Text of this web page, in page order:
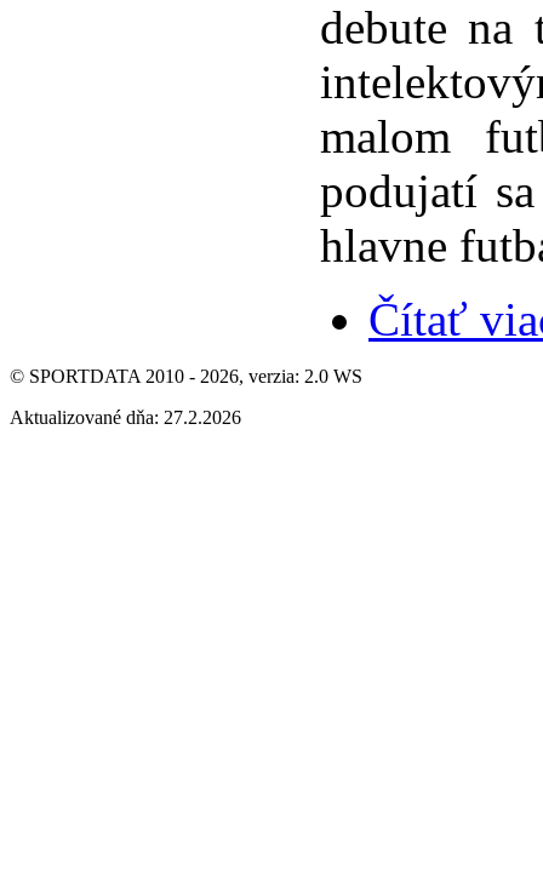
debute na
malom
podujatí
hlavne
Čítať
© SPORTDATA 2010 - 2026, verzia: 2.0 WS
Aktualizované dňa: 27.2.2026